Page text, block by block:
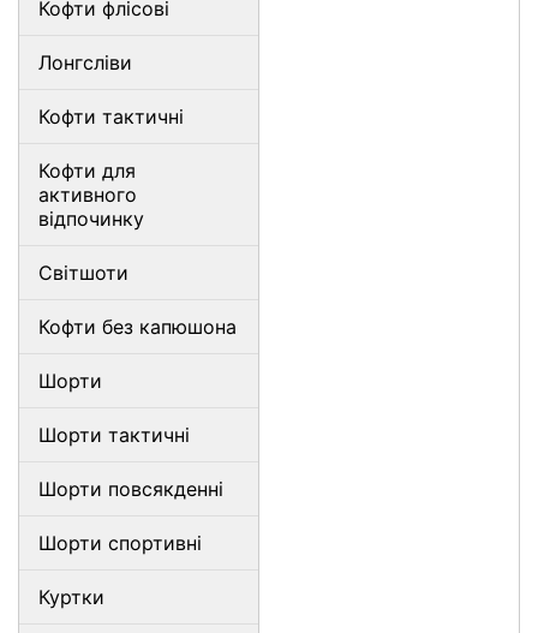
Кофти флісові
Лонгсліви
Кофти тактичні
Кофти для
активного
відпочинку
Світшоти
Кофти без капюшона
Шорти
Шорти тактичні
Шорти повсякденні
Шорти спортивні
Куртки